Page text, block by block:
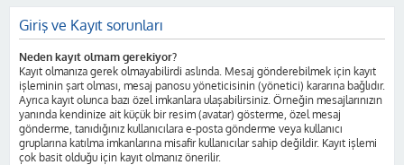
Giriş ve Kayıt sorunları
Neden kayıt olmam gerekiyor?
Kayıt olmanıza gerek olmayabilirdi aslında. Mesaj gönderebilmek için kayıt
işleminin şart olması, mesaj panosu yöneticisinin (yönetici) kararına bağlıdır.
Ayrıca kayıt olunca bazı özel imkanlara ulaşabilirsiniz. Örneğin mesajlarınızın
yanında kendinize ait küçük bir resim (avatar) gösterme, özel mesaj
gönderme, tanıdığınız kullanıcılara e-posta gönderme veya kullanıcı
gruplarına katılma imkanlarına misafir kullanıcılar sahip değildir. Kayıt işlemi
çok basit olduğu için kayıt olmanız önerilir.